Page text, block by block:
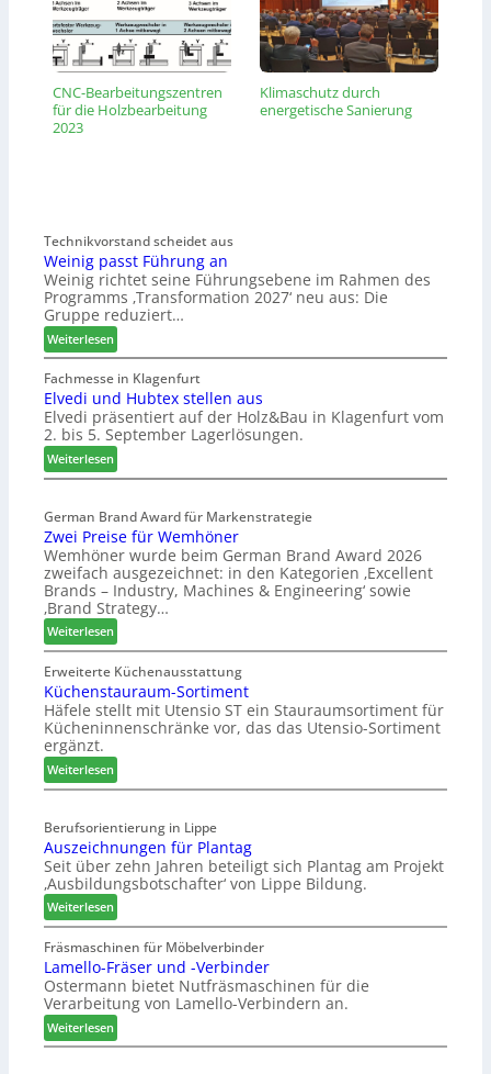
CNC-Bearbeitungszentren
für die Holzbearbeitung
2023
Klimaschutz durch
energetische Sanierung
Technikvorstand scheidet aus
Weinig passt Führung an
Weinig richtet seine Führungsebene im Rahmen des
Programms ‚Transformation 2027‘ neu aus: Die
Gruppe reduziert…
Weiterlesen:
W
e
i
n
i
p
s
s
t
F
ü
h
r
u
n
g
a
n
Fachmesse in Klagenfurt
Elvedi und Hubtex stellen aus
Elvedi präsentiert auf der Holz&Bau in Klagenfurt vom
2. bis 5. September Lagerlösungen.
Weiterlesen:
E
v
e
d
i
u
n
d
H
u
b
t
e
x
s
t
l
e
n
a
u
s
German Brand Award für Markenstrategie
Zwei Preise für Wemhöner
Wemhöner wurde beim German Brand Award 2026
zweifach ausgezeichnet: in den Kategorien ‚Excellent
Brands – Industry, Machines & Engineering‘ sowie
‚Brand Strategy…
Weiterlesen:
Z
w
e
i
P
e
i
e
f
ü
r
W
e
m
h
ö
n
e
r
Erweiterte Küchenausstattung
Küchenstauraum-Sortiment
Häfele stellt mit Utensio ST ein Stauraumsortiment für
Kücheninnenschränke vor, das das Utensio-Sortiment
ergänzt.
Weiterlesen:
K
c
h
e
n
s
t
a
u
r
a
m
Berufsorientierung in Lippe
Auszeichnungen für Plantag
Seit über zehn Jahren beteiligt sich Plantag am Projekt
‚Ausbildungsbotschafter‘ von Lippe Bildung.
Weiterlesen:
A
u
s
z
e
c
Fräsmaschinen für Möbelverbinder
Lamello-Fräser und -Verbinder
Ostermann bietet Nutfräsmaschinen für die
Verarbeitung von Lamello-Verbindern an.
Weiterlesen:
L